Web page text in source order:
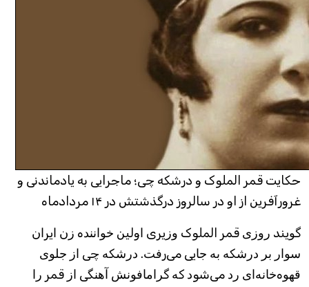
حکایت قمر الملوک و درشکه چی؛ ماجرایی به یاد‌ماندنی و
غرور‌آفرین از او در سالروز درگذشتش در ۱۴ مردادماه
ﮔﻮیند ﺭﻭﺯﯼ قمر الملوک ﻭﺯیری ﺍولین ﺧﻮﺍﻧﻨﺪه ﺯﻥ ﺍیرﺍﻥ
ﺳﻮﺍﺭ ﺑﺮ ﺩﺭﺷﮑﻪ ﺑﻪ ﺟﺎیی می‌رﻓﺖ. ﺩﺭﺷﮑﻪ ﭼﯽ ﺍﺯ ﺟﻠﻮﯼ
ﻗﻬﻮه‌ﺧﺎﻧﻪ‌ﺍﯼ ﺭﺩ می‌شوﺩ ﮐﻪ ﮔﺮﺍﻣﺎﻓﻮﻧﺶ ﺁﻫﻨﮕﯽ ﺍﺯ قمر ﺭﺍ